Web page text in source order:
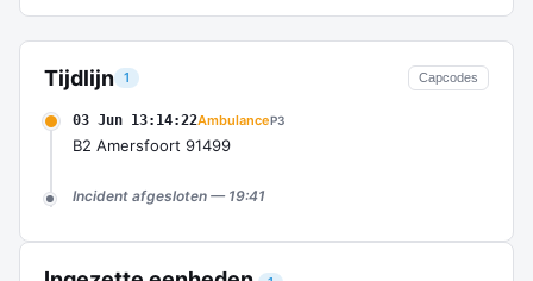
Tijdlijn 1 Capcodes
03 Jun 13:14:22AmbulanceP3
B2 Amersfoort 91499
Incident afgesloten — 19:41